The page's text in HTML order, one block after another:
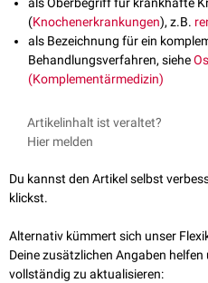
als Oberbegriff für krankhafte
(Knochenerkrankungen), z.B.
als Bezeichnung für ein
Behandlungsverfahren, siehe
(Komplementärmedizin)
Artikelinhalt ist veraltet?
Hier melden
Du kannst den Artikel selbst
klickst.
Alternativ kümmert sich unser
Deine zusätzlichen Angaben
vollständig zu aktualisieren: